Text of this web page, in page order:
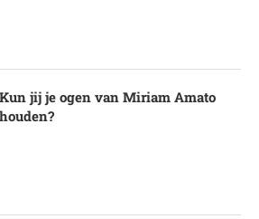
Kun jij je ogen van Miriam Amato
houden?